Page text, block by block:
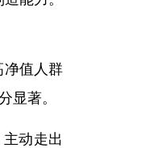
值人群
显著。
动走出